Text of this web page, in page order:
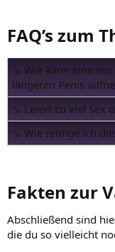
FAQ’s zum
↘ Wie kann eine
längeren Penis
↘ Leiert zu viel Sex
↘ Wie reinige ich die
Fakten zur
Abschließend sind
die du so vielleicht